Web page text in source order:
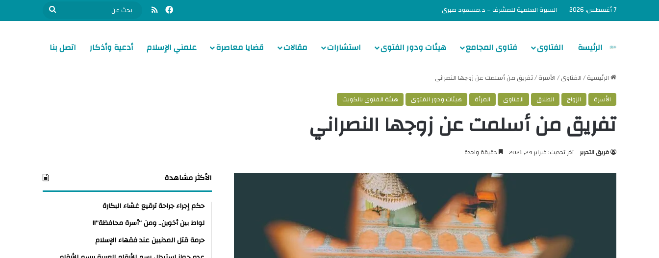
7 أغسطس، 2026 السيرة العلمية للمشرف – د.مسعود صبري فيسبوكملخص الموقع RSS
الرئيسة الفتاوى فتاوى المجامع هيئات ودور الفتوى استشارات مقالات قضايا معاصرة علمني الإسلام أدعية وأذكار اتصل بنا
الرئيسية/الفتاوى/الأسرة/تفريق من أسلمت عن زوجها النصراني
الأسرة
الزواج الطلاق الفتاوى المرأة هيئات ودور الفتوى هيئة الفتوى بالكويت
تفريق من أسلمت عن زوجها النصراني
فريق التحرير آخر تحديث: فبراير 24, 2021 دقيقة واحدة
الأكثر مشاهدة
حكم إجراء جراحة ترقيع غشاء البكارة
لواط بين أخوين.. ومن “أسرة محافظة”!!
حرمة قتل المدنيين عند فقهاء الإسلام